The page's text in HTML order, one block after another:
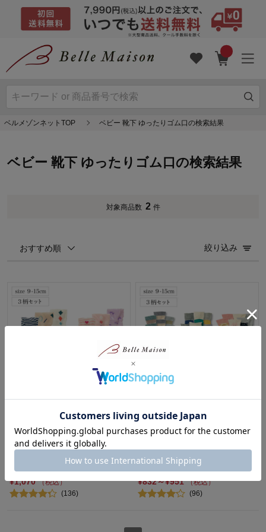
ベルメゾンネットTOP ベビー 靴下 ゆったりゴム口の検索結果
ベビー 靴下 ゆったりゴム口の検索結果
対象商品数 2 件
おすすめ順 絞り込み
ゆったりゴム口のやさしいベビ
ー靴下３柄セット（クルー丈）
【ベビー靴下】
ジータ/GITA
¥1,070（税込）
(136)
ゆったりゴム口のやさしいベビ
ー靴下３柄セット（クルー丈）
【ベビー靴下】
ジータ/GITA
最大30%OFF
¥832～¥951（税込）
(96)